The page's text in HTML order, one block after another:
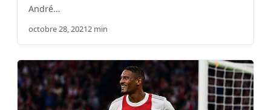
André…
octobre 28, 20212 min